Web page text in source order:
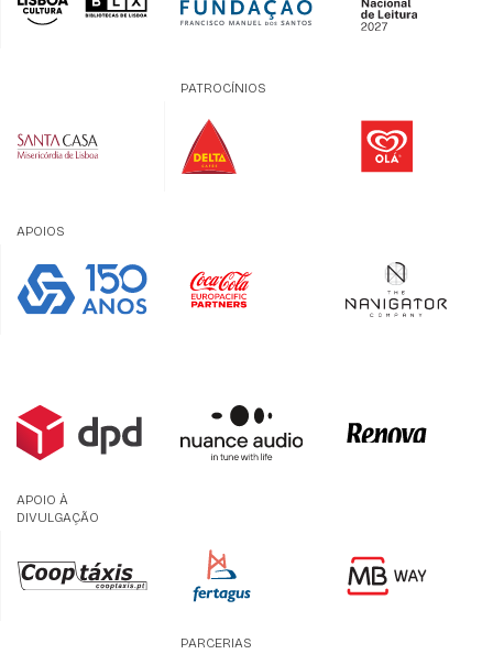
PATROCÍNIOS
APOIOS
APOIO À
DIVULGAÇÃO
PARCERIAS